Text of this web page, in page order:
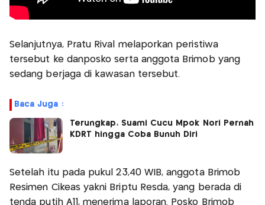
Selanjutnya, Pratu Rival melaporkan peristiwa
tersebut ke danposko serta anggota Brimob yang
sedang berjaga di kawasan tersebut.
Baca Juga :
Terungkap, Suami Cucu Mpok Nori Pernah
KDRT hingga Coba Bunuh Diri
Setelah itu pada pukul 23,40 WIB, anggota Brimob
Resimen Cikeas yakni Briptu Resda, yang berada di
tenda putih A11, menerima laporan. Posko Brimob